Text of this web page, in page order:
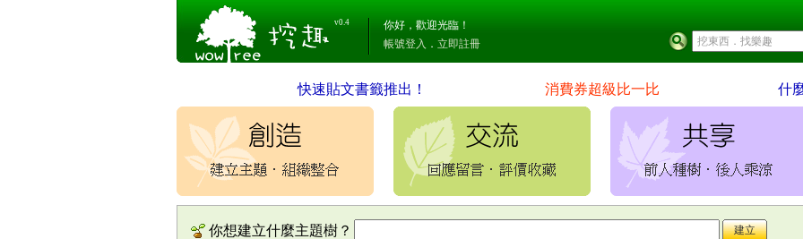
v0.4
你好，歡迎光臨！
帳號登入 ． 立即註冊
快速貼文書籤推出！ 消費券超級比一比 什
你想建立什麼主題樹？